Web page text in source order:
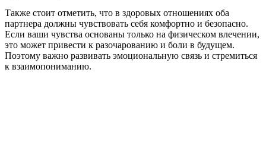
Также стоит отметить, что в здоровых отношениях оба
партнера должны чувствовать себя комфортно и безопасно.
Если ваши чувства основаны только на физическом влечении,
это может привести к разочарованию и боли в будущем.
Поэтому важно развивать эмоциональную связь и стремиться
к взаимопониманию.